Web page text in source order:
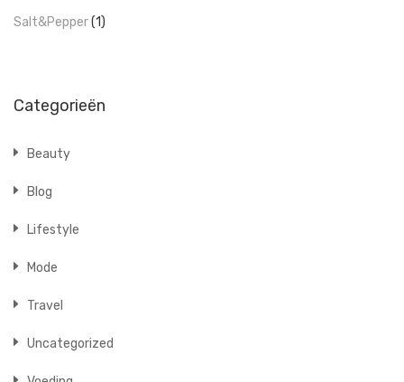
Salt&Pepper(1)
Categorieën
Beauty
Blog
Lifestyle
Mode
Travel
Uncategorized